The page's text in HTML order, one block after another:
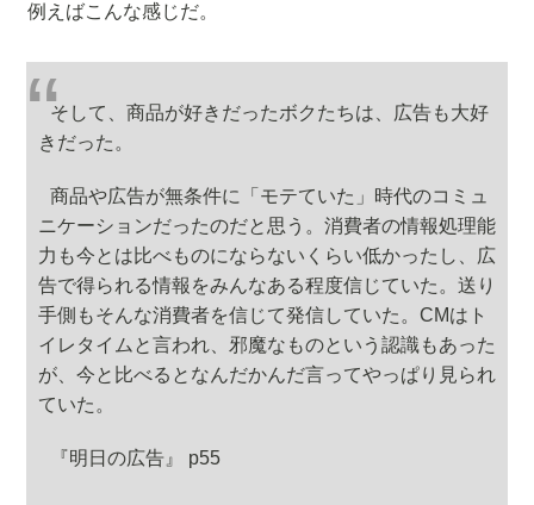
例えばこんな感じだ。
そして、商品が好きだったボクたちは、広告も大好
きだった。
商品や広告が無条件に「モテていた」時代のコミュ
ニケーションだったのだと思う。消費者の情報処理能
力も今とは比べものにならないくらい低かったし、広
告で得られる情報をみんなある程度信じていた。送り
手側もそんな消費者を信じて発信していた。CMはト
イレタイムと言われ、邪魔なものという認識もあった
が、今と比べるとなんだかんだ言ってやっぱり見られ
ていた。
『明日の広告』 p55